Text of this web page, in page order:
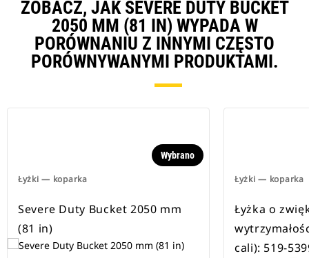
ZOBACZ, JAK SEVERE DUTY BUCKET
2050 MM (81 IN) WYPADA W
PORÓWNANIU Z INNYMI CZĘSTO
PORÓWNYWANYMI PRODUKTAMI.
Łyżki — koparka
Wybrano
Severe Duty Bucket 2050 mm
(81 in)
Łyżki — koparka
Łyżka o
cali): 519-